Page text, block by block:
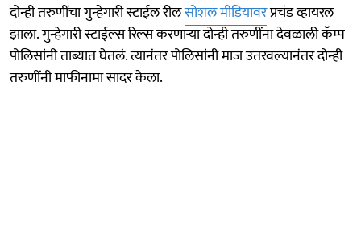
दोन्ही तरुणींचा गुन्हेगारी स्टाईल रीलसोशल मीडियावरप्रचंड व्हायरल
झाला. गुन्हेगारी स्टाईल्स रिल्स करणाऱ्या दोन्ही तरुणींना देवळाली कॅम्प
पोलिसांनी ताब्यात घेतलं. त्यानंतर पोलिसांनी माज उतरवल्यानंतर दोन्ही
तरुणींनी माफीनामा सादर केला.